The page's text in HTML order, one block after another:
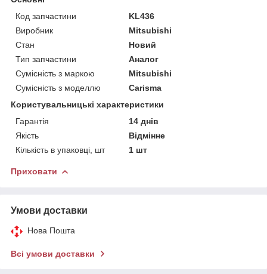
Код запчастини
KL436
Виробник
Mitsubishi
Стан
Новий
Тип запчастини
Аналог
Сумісність з маркою
Mitsubishi
Сумісність з моделлю
Carisma
Користувальницькі характеристики
Гарантія
14 днів
Якість
Відмінне
Кількість в упаковці, шт
1 шт
Приховати
Умови доставки
Нова Пошта
Всі умови доставки